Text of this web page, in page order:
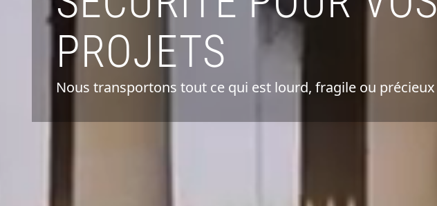
PROJETS
Nous transportons tout ce qui est lourd, fragile ou précieux